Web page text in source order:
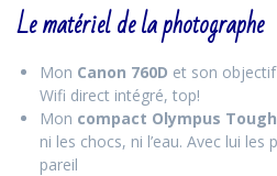
Le matériel de la photographe
Mon Canon 760D et son
Wifi direct intégré, top!
Mon compact Olympus Tough
ni les chocs, ni l’eau. Avec lui les
pareil